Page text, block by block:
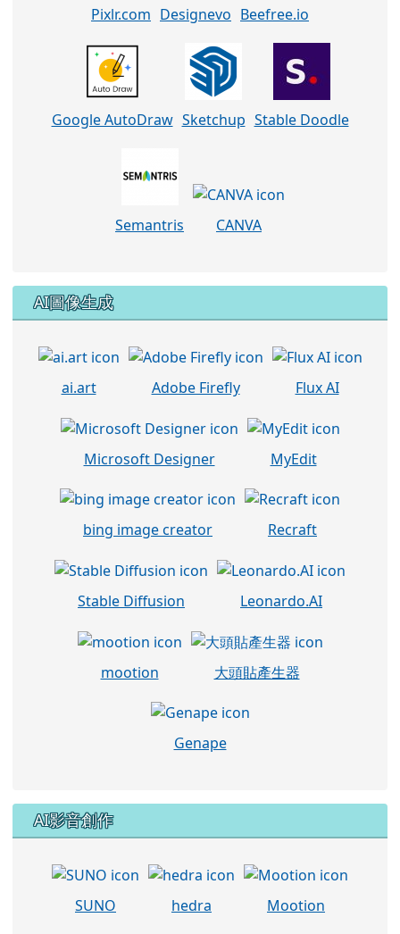
Pixlr.com Designevo Beefree.io
Google AutoDraw Sketchup Stable Doodle
Semantris CANVA
AI圖像生成
ai.art Adobe Firefly Flux AI
Microsoft Designer MyEdit
bing image creator Recraft
Stable Diffusion Leonardo.AI
mootion 大頭貼產生器
Genape
AI影音創作
SUNO hedra Mootion